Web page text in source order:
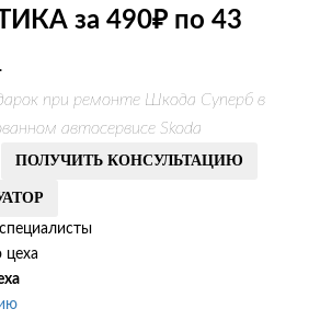
за 490₽ по 43
.
при ремонте Шкода Суперб в
автосервисе Skoda
ПОЛУЧИТЬ КОНСУЛЬТАЦИЮ